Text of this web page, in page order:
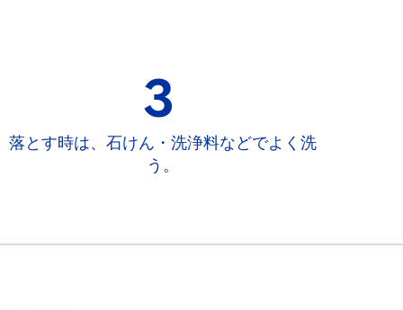
3
落とす時は、石けん・洗浄料などでよく洗
う。